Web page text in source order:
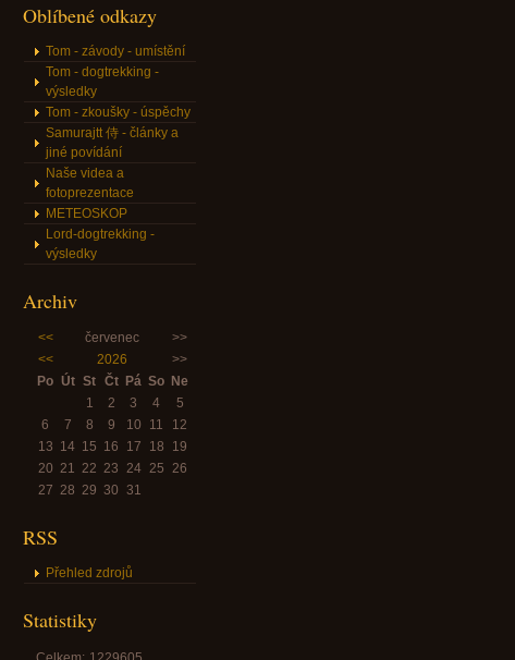
Oblíbené odkazy
Tom - závody - umístění
Tom - dogtrekking -
výsledky
Tom - zkoušky - úspěchy
Samurajtt 侍 - články a
jiné povídání
Naše videa a
fotoprezentace
METEOSKOP
Lord-dogtrekking -
výsledky
Archiv
<< červenec
>>
<<
2026
>>
Po Út St Čt Pá So Ne
1
2 3 4
5
6
7 8 9 10 11
12
13 14 15 16 17 18
19
20 21 22 23 24 25
26
27 28 29 30 31
RSS
Přehled zdrojů
Statistiky